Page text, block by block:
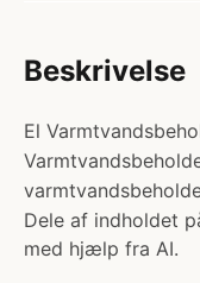
Beskrivelse
El
Dele af indholdet
med hjælp fra AI.